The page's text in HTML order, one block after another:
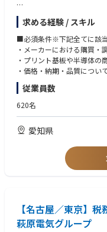
■具体的な仕事内容
・需要予測をもとにした購
・仕入先との価格、納期、
・発注業務および安定供給
・在庫管理、コスト管理、
・購買部門：11名（春日井
■同社の魅力
AI、データセンター、EV
不可欠なパッケージ基板分
長性が注目されています。
県新発田市にてパッケー
資として約90億円規模の設
求める経験 / スキル
■必須条件※下記全てに該
・メーカーにおける購買・
・プリント基板や半導体の
・価格・納期・品質につい
従業員数
620名
愛知県
【名古屋／東京】
萩原電気グループ